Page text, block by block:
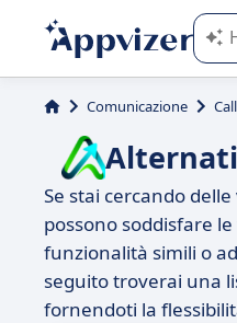
Comunicazione
Se stai cercando
possono soddisfare
funzionalità simili o
seguito troverai una
fornendoti la